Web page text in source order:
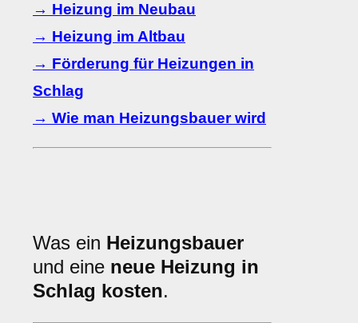
→ Heizung im Neubau
→ Heizung im Altbau
→ Förderung für Heizungen in
Schlag
→ Wie man Heizungsbauer wird
Was ein Heizungsbauer
und eine neue Heizung in
Schlag kosten.